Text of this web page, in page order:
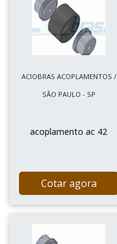
ACIOBRAS ACOPLAMENTOS /
SÃO PAULO - SP
acoplamento ac 42
Cotar agora